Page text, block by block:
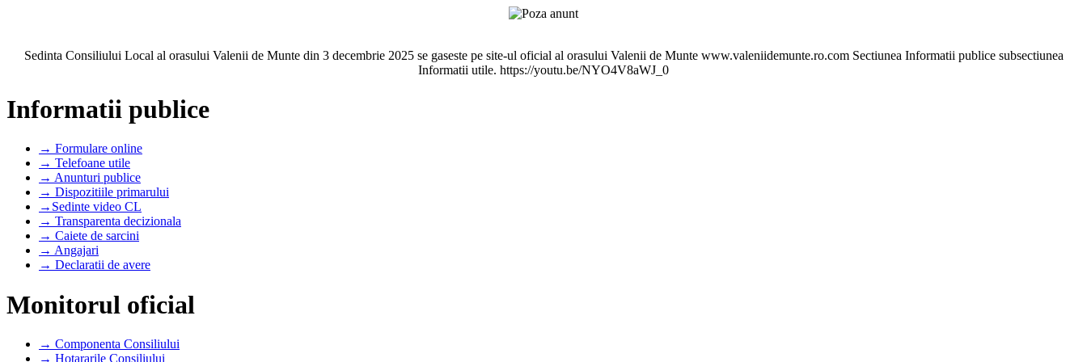
Sedinta Consiliului Local al orasului Valenii de Munte din 3 decembrie 2025 se gaseste pe site-ul oficial al orasului Valenii de Munte www.valeniidemunte.ro.com Sectiunea Informatii publice subsectiunea
Informatii utile. https://youtu.be/NYO4V8aWJ_0
Informatii publice
→ Formulare online
→ Telefoane utile
→ Anunturi publice
→ Dispozitiile primarului
→Sedinte video CL
→ Transparenta decizionala
→ Caiete de sarcini
→ Angajari
→ Declaratii de avere
Monitorul oficial
→ Componenta Consiliului
→ Hotararile Consiliului